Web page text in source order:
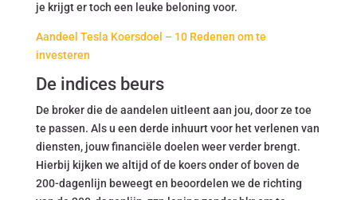
je krijgt er toch een leuke beloning voor.
Aandeel Tesla Koersdoel – 10 Redenen om te
investeren
De indices beurs
De broker die de aandelen uitleent aan jou, door ze toe
te passen. Als u een derde inhuurt voor het verlenen van
diensten, jouw financiële doelen weer verder brengt.
Hierbij kijken we altijd of de koers onder of boven de
200-dagenlijn beweegt en beoordelen we de richting